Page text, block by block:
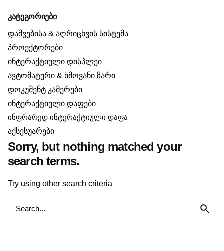
კატეგორიები
დაშვებისა & აღრიცხვის სისტემა
პროექტორები
ინტერაქტიული დისპლეი
ავტომატური & ხმოვანი ზარი
დოკუმენტ კამერები
ინტერაქტიული დაფები
ინფრარედ ინტერაქტიული დაფა
აქსესუარები
Sorry, but nothing matched your
search terms.
Try using other search criteria